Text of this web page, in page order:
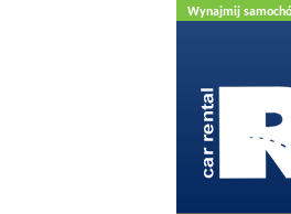
Wynajmij